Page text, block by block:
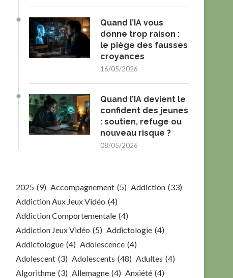
Quand l’IA vous
donne trop raison :
le piège des fausses
croyances
16/05/2026
Quand l’IA devient le
confident des jeunes
: soutien, refuge ou
nouveau risque ?
08/05/2026
2025 (9) Accompagnement (5) Addiction (33)
Addiction Aux Jeux Vidéo (4)
Addiction Comportementale (4)
Addiction Jeux Vidéo (5) Addictologie (4)
Addictologue (4) Adolescence (4)
Adolescent (3) Adolescents (48) Adultes (4)
Algorithme (3) Allemagne (4) Anxiété (4)